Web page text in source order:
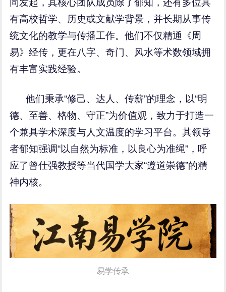
同发起，其核心团队成员除了郁知，还有多位具
有高校哲学、历史或文献学背景，并长期从事传
统文化的教学与传播工作。他们不仅精通《周
易》经传，更在八字、奇门、风水等术数领域拥
有丰富实践经验。
他们秉承“修己、达人、传薪”的理念，以“明
德、至善、格物、守正”为价值观，致力于打造一
个兼具学术深度与人文温度的学习平台。其领导
者郁知强调“以自然为标准，以良心为准绳”，呼
应了曾仕强教授等当代国学大家“遵道崇德”的精
神内核。
易学传承